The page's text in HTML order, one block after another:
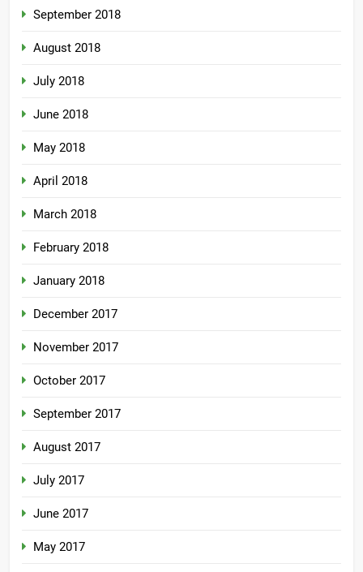
September 2018
August 2018
July 2018
June 2018
May 2018
April 2018
March 2018
February 2018
January 2018
December 2017
November 2017
October 2017
September 2017
August 2017
July 2017
June 2017
May 2017